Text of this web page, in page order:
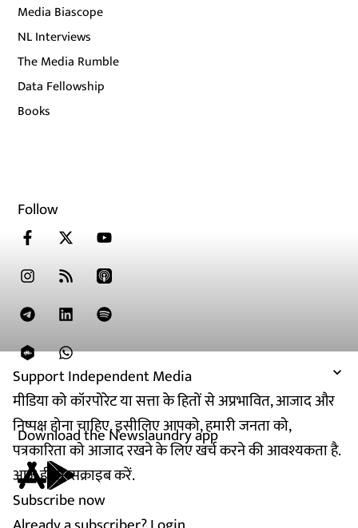
Support Independent Media
मीडिया को कॉरपोरेट या सत्ता के हितों से अप्रभावित, आजाद और
निष्पक्ष होना चाहिए. इसीलिए आपको, हमारी जनता को,
पत्रकारिता को आजाद रखने के लिए खर्च करने की आवश्यकता है.
आज ही सब्सक्राइब करें.
Subscribe now
Media Biascope
NL Interviews
The Media Rumble
Data Fellowship
Books
Follow
Download the Newslaundry app